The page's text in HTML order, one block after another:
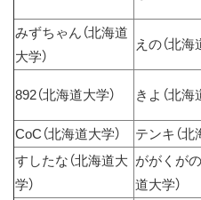
みずちゃん（北海道
大学）
えの（北海
892（北海道大学）
きよ（北海
CoC（北海道大学）
テンキ（北
すしたな（北海道大
学）
ががくが
道大学）